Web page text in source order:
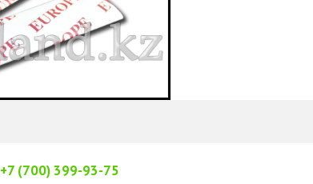
+7 (700) 399-93-75